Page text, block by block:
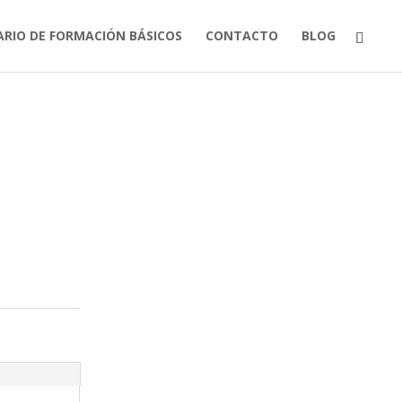
DE FORMACIÓN BÁSICOS CONTACTO
BLOG